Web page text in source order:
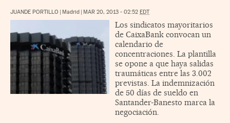
JUANDE PORTILLO | Madrid | MAR 20, 2013 - 02:52 EDT
Los sindicatos mayoritarios
de CaixaBank convocan un
calendario de
concentraciones. La plantilla
se opone a que haya salidas
traumáticas entre las 3.002
previstas. La indemnización
de 50 días de sueldo en
Santander-Banesto marca la
negociación.